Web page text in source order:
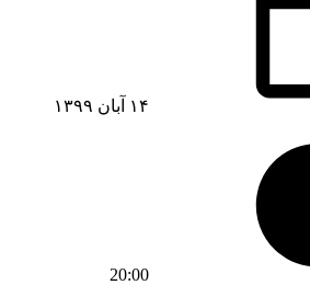
۱۴ آبان ۱۳۹۹
20:00